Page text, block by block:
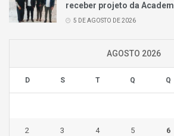
receber projeto da
5 DE AGOSTO DE 2026
AGOSTO 2026
D S T Q Q
2 3 4 5 6